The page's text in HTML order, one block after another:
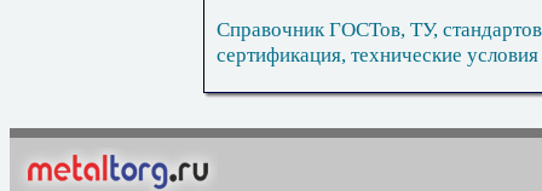
Справочник ГОСТов, ТУ,
сертификация, технические условия